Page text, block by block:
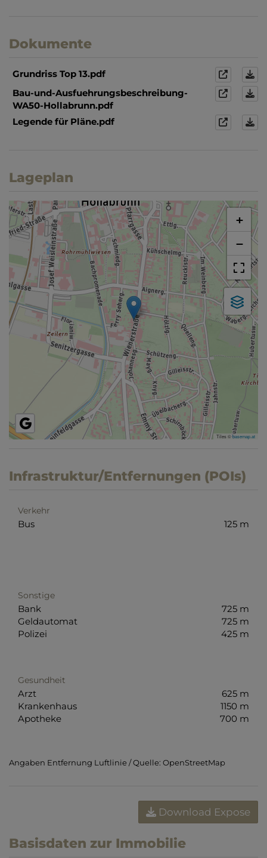
Dokumente
Grundriss Top 13.pdf
Bau-und-Ausfuehrungsbeschreibung-
WA50-Hollabrunn.pdf
Legende für Pläne.pdf
Lageplan
+
−
Tiles ©basemap.at
Infrastruktur/Entfernungen (POIs)
Verkehr
Bus 125 m
Sonstige
Bank
725 m
Geldautomat
725 m
Polizei
425 m
Gesundheit
Arzt
625 m
Krankenhaus
1150 m
Apotheke
700 m
Angaben Entfernung Luftlinie / Quelle: OpenStreetMap
Download Expose
Basisdaten zur Immobilie